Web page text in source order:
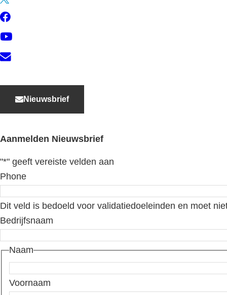
YouTube
Contact
Nieuwsbrief
Aanmelden Nieuwsbrief
"*" geeft vereiste velden aan
Phone
Dit veld is bedoeld voor validatiedoeleinden en moet
Bedrijfsnaam
Naam
Voornaam